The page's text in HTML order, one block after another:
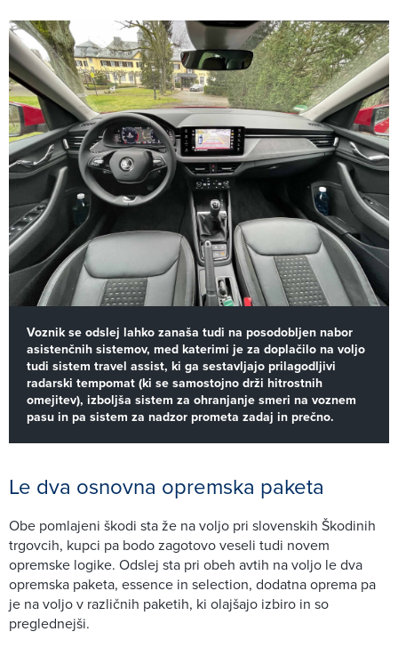
Voznik se odslej lahko zanaša tudi na posodobljen nabor
asistenčnih sistemov, med katerimi je za doplačilo na voljo
tudi sistem travel assist, ki ga sestavljajo prilagodljivi
radarski tempomat (ki se samostojno drži hitrostnih
omejitev), izboljša sistem za ohranjanje smeri na voznem
pasu in pa sistem za nadzor prometa zadaj in prečno.
Le dva osnovna opremska paketa
Obe pomlajeni škodi sta že na voljo pri slovenskih Škodinih
trgovcih, kupci pa bodo zagotovo veseli tudi novem
opremske logike. Odslej sta pri obeh avtih na voljo le dva
opremska paketa, essence in selection, dodatna oprema pa
je na voljo v različnih paketih, ki olajšajo izbiro in so
preglednejši.